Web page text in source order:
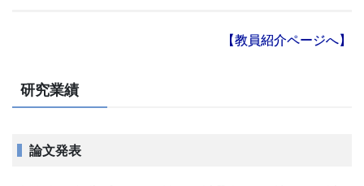
【教員紹介ページへ】
研究業績
論文発表